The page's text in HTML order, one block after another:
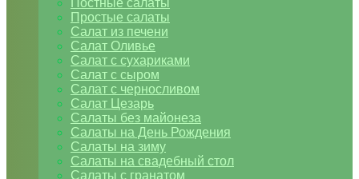
Постные салаты
Простые салаты
Салат из печени
Салат Оливье
Салат с сухариками
Салат с сыром
Салат с черносливом
Салат Цезарь
Салаты без майонеза
Салаты на День Рождения
Салаты на зиму
Салаты на свадебный стол
Салаты с гранатом